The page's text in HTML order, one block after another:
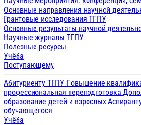
Основные направления научной
Грантовые исследования ТГПУ
Основные результаты научной
Научные журналы ТГПУ
Полезные ресурсы
Учёба
Поступающему
Абитуриенту ТГПУ Повышение
профессиональная переподготовка
образование детей и взрослых
обучающегося
Учёба